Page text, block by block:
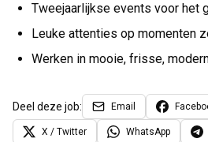
Tweejaarlijkse events voor het
Leuke attenties op momenten
Werken in mooie, frisse,
Deel deze job: Email
X / Twitter WhatsApp